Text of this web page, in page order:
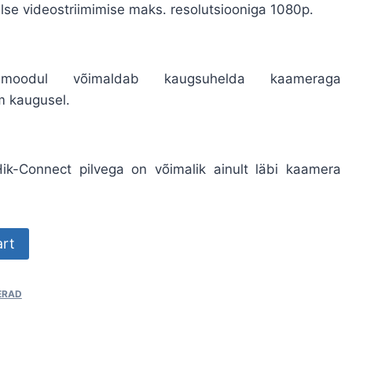
videostriimimise maks. resolutsiooniga 1080p.
võimaldab kaugsuhelda kaameraga
kaugusel.
Connect pilvega on võimalik ainult läbi kaamera